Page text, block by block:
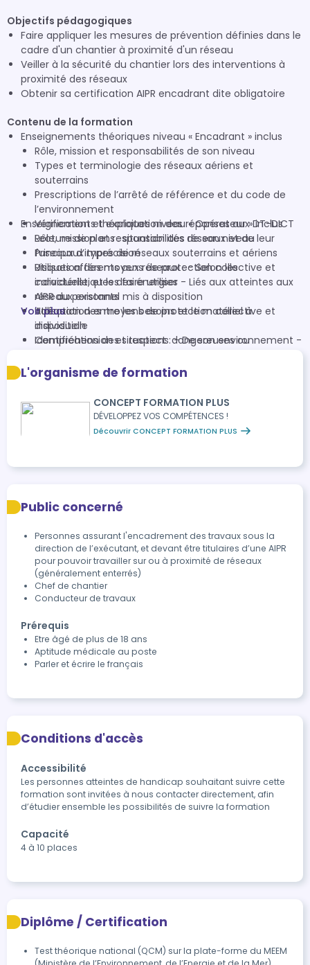
Objectifs pédagogiques
Faire appliquer les mesures de prévention définies dans le
cadre d'un chantier à proximité d'un réseau
Veiller à la sécurité du chantier lors des interventions à
proximité des réseaux
Obtenir sa certification AIPR encadrant dite obligatoire
Contenu de la formation
Enseignements théoriques niveau « Encadrant » inclus
Rôle, mission et responsabilités de son niveau
Types et terminologie des réseaux aériens et
souterrains
Prescriptions de l’arrêté de référence et du code de
l’environnement
Vérification et exploitation des réponses aux DT-DICT
Lecture de plans : situation des réseaux et de leur
fuseaux d’imprécision
Utilisation des moyens de protection collective et
individuelle, et les faire utiliser
AIPR du personnel mis à disposition
Adéquation entre les besoins et le matériel à
disposition
Identification des situations dangereuses ou
Règles d’arrêt de chantier
Accès aux ouvrages de sécurité
Constat contradictoire d’anomalie ou de dommage
Préparation des relevés topographiques de réseaux
Enseignements théoriques niveau « Opérateur » inclus
Rôle, mission et responsabilités de son niveau
Principaux types de réseaux souterrains et aériens
Risques afférents aux réseaux : - Selon les
caractéristiques des énergies - Liés aux atteintes aux
réseaux existants
Utilisation des moyens de protection collective et
individuelle
Compréhension et respect : - De son environnement -
et indicateurs - Des moyens de repérage - Du terrain
Identification des situations dangereuses ou
inattendues
Imprécision du positionnement des ouvrages et de la
technique utilisée
Voir plus
L'organisme de formation
CONCEPT FORMATION PLUS
DÉVELOPPEZ VOS COMPÉTENCES !
Découvrir CONCEPT FORMATION PLUS
Public concerné
Personnes assurant l'encadrement des travaux sous la
direction de l’exécutant, et devant être titulaires d’une AIPR
pour pouvoir travailler sur ou à proximité de réseaux
(généralement enterrés)
Chef de chantier
Conducteur de travaux
Prérequis
Etre âgé de plus de 18 ans
Aptitude médicale au poste
Parler et écrire le français
Conditions d'accès
Accessibilité
Les personnes atteintes de handicap souhaitant suivre cette
formation sont invitées à nous contacter directement, afin
d’étudier ensemble les possibilités de suivre la formation
Capacité
4 à 10 places
Diplôme / Certification
Test théorique national (QCM) sur la plate-forme du MEEM